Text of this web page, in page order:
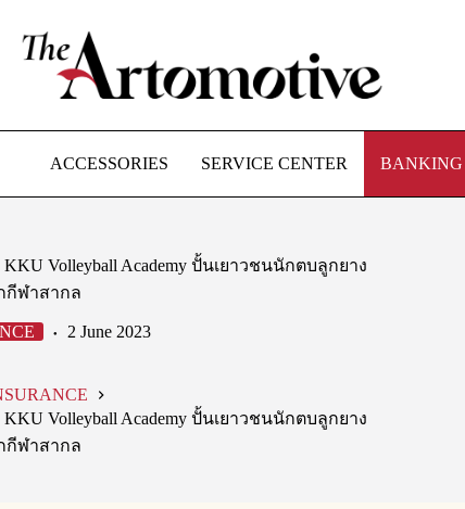
ACCESSORIES SERVICE CENTER BANKING
Volleyball Academy ปั้นเยาวชนนักตบลูกยาง
กีฬาสากล
2 June 2023
Volleyball Academy ปั้นเยาวชนนักตบลูกยาง
กีฬาสากล